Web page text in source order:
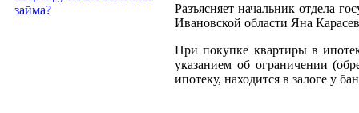
Разъясняет начальник отдела
Ивановской области Яна
При покупке квартиры в
указанием об ограничении
ипотеку, находится в залоге у